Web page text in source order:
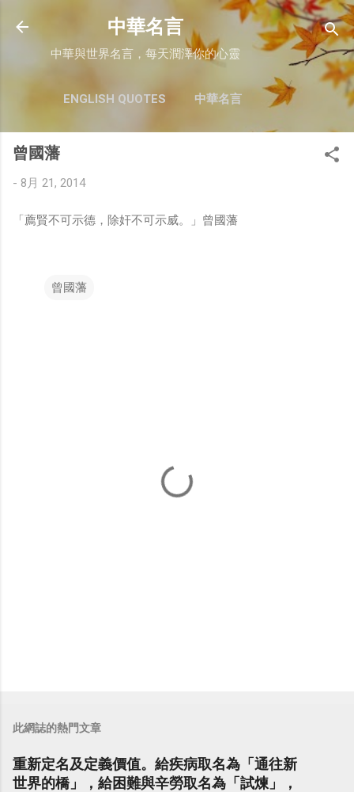
跳至主要內容
中華名言
中華與世界名言，每天潤澤你的心靈
ENGLISH QUOTES 中華名言
曾國藩
- 8月 21, 2014
「薦賢不可示德，除奸不可示威。」曾國藩
曾國藩
此網誌的熱門文章
重新定名及定義價值。給疾病取名為「通往新
世界的橋」，給困難與辛勞取名為「試煉」，